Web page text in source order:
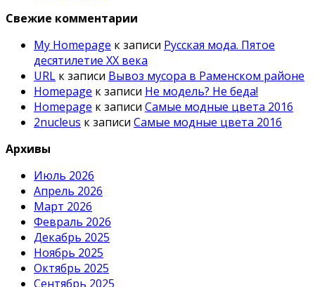
Свежие комментарии
My Homepage к записи Русская мода. Пятое
десятилетие ХХ века
URL к записи Вывоз мусора в Раменском районе
Homepage к записи Не модель? Не беда!
Homepage к записи Самые модные цвета 2016
2nucleus к записи Самые модные цвета 2016
Архивы
Июль 2026
Апрель 2026
Март 2026
Февраль 2026
Декабрь 2025
Ноябрь 2025
Октябрь 2025
Сентябрь 2025